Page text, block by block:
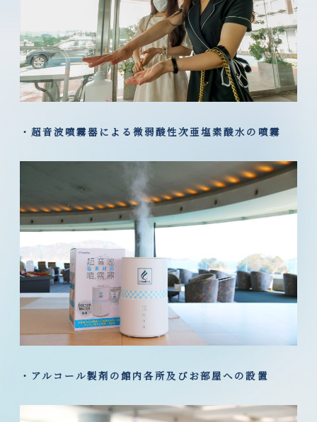
・超音波噴霧器による微弱酸性次亜塩素酸水の噴霧
・アルコール製剤の館内各所及びお部屋への設置